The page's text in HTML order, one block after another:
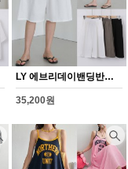
LY 에브리데이밴딩반바지(Y346H608)
35,200원